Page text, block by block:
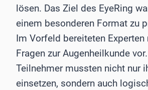
lösen. Das Ziel des EyeRing
einem besonderen Format zu
Im Vorfeld bereiteten Experten
Fragen zur Augenheilkunde
Teilnehmer mussten nicht nur
einsetzen, sondern auch